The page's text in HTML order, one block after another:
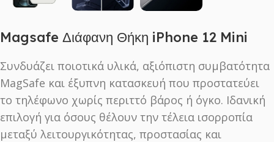
Magsafe Διάφανη Θήκη iPhone 12 Mini
Συνδυάζει ποιοτικά υλικά, αξιόπιστη συμβατότητα
MagSafe και έξυπνη κατασκευή που προστατεύει
το τηλέφωνο χωρίς περιττό βάρος ή όγκο. Ιδανική
επιλογή για όσους θέλουν την τέλεια ισορροπία
μεταξύ λειτουργικότητας, προστασίας και